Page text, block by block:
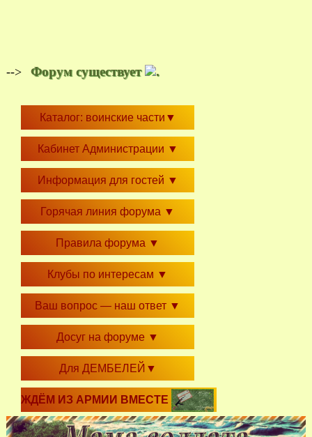
--> Форум существует .
Каталог: воинские части ▼
Кабинет Администрации ▼
Информация для гостей ▼
Горячая линия форума ▼
Правила форума ▼
Клубы по интересам ▼
Ваш вопрос — наш ответ ▼
Досуг на форуме ▼
Для ДЕМБЕЛЕЙ ▼
ЖДЁМ ИЗ АРМИИ ВМЕСТЕ